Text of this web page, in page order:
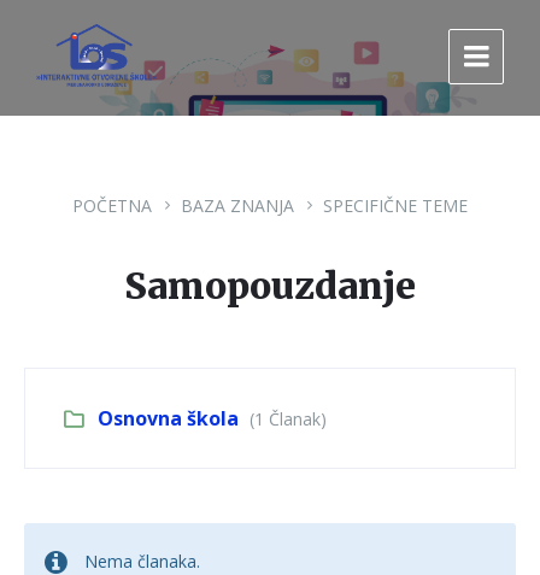
sadržaj
glavnu
navigaciju.
POČETNA BAZA ZNANJA SPECIFIČNE TEME
Samopouzdanje
Osnovna škola (1 Članak)
Nema članaka.